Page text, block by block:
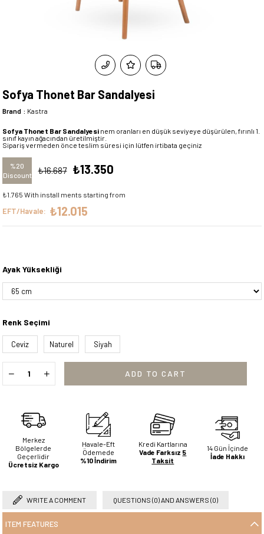
Sofya Thonet Bar Sandalyesi
Brand : Kastra
Sofya Thonet Bar Sandalyesi nem oranları en düşük seviyeye düşürülen, fırınlı 1.
sınıf kayın ağacından üretilmiştir.
Sipariş vermeden önce teslim süresi için lütfen irtibata geçiniz
%20
Discount
₺16.687 ₺13.350
₺1.765 With install ments starting from
EFT/Havale: ₺12.015
Ayak Yüksekliği
Renk Seçimi
Ceviz Naturel Siyah
Merkez
Bölgelerde
Geçerlidir
Ücretsiz Kargo
Havale-Eft
Ödemede
%10 İndirim
Kredi Kartlarına
Vade Farksız 5
Taksit
14 Gün İçinde
İade Hakkı
WRITE A COMMENT QUESTIONS (0) AND ANSWERS (0)
ITEM FEATURES